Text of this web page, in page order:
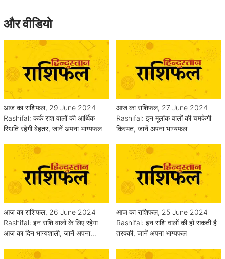
और वीडियो
आज का राशिफल, 29 June 2024
Rashifal: कर्क राश वालों की आर्थिक
स्थिति रहेगी बेहतर, जानें अपना भाग्यफल
आज का राशिफल, 27 June 2024
Rashifal: इन मूलांक वालों की चमकेगी
किस्मत, जानें अपना भाग्यफल
आज का राशिफल, 26 June 2024
Rashifal: इन राशि वालों के लिए रहेगा
आज का दिन भाग्यशाली, जानें अपना
आज का राशिफल, 25 June 2024
Rashifal: इन राशि वालों की हो सकती है
तरक्की, जानें अपना भाग्यफल